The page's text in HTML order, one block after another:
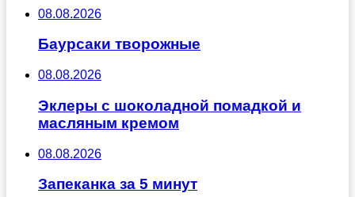
08.08.2026
Баурсаки творожные
08.08.2026
Эклеры с шоколадной помадкой и
масляным кремом
08.08.2026
Запеканка за 5 минут